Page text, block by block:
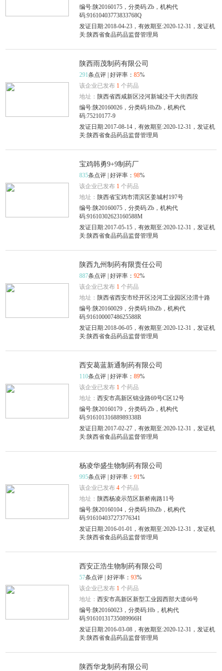
编号:陕20160175，分类码:Zb，机构代
码:91610403773833768Q
发证日期:2018-04-23，有效期至:2020-12-31，发证机
关:陕西省食品药品监督管理局
陕西雨茂制药有限公司
291条点评 | 好评率：85%
该企业已发布 1 个药品
地址： 陕西省西咸新区泾河新城泾干大街西段
编号:陕20160026，分类码:HbZb，机构代
码:75210177-9
发证日期:2017-08-14，有效期至:2020-12-31，发证机
关:陕西省食品药品监督管理局
宝鸡韩勇9+9制药厂
835条点评 | 好评率：98%
该企业已发布 1 个药品
地址： 陕西省宝鸡市渭滨区姜城村197号
编号:陕20160075，分类码:Zb，机构代
码:91610302623160588M
发证日期:2017-05-15，有效期至:2020-12-31，发证机
关:陕西省食品药品监督管理局
陕西九州制药有限责任公司
887条点评 | 好评率：92%
该企业已发布 1 个药品
地址： 陕西省西安市经开区泾河工业园区泾渭十路
编号:陕20160029，分类码:HbZb，机构代
码:91610000748625588R
发证日期:2018-06-05，有效期至:2020-12-31，发证机
关:陕西省食品药品监督管理局
西安葛蓝新通制药有限公司
110条点评 | 好评率：89%
该企业已发布 1 个药品
地址：西安市高新区锦业路69号C区12号
编号:陕20160179，分类码:Zb，机构代
码:91610131688989338B
发证日期:2017-02-27，有效期至:2020-12-31，发证机
关:陕西省食品药品监督管理局
杨凌华盛生物制药有限公司
995条点评 | 好评率：91%
该企业已发布4 个药品
地址： 陕西杨凌示范区新桥南路11号
编号:陕20160104，分类码:HbZb，机构代
码:916104037273776341
发证日期:2016-01-01，有效期至:2020-12-31，发证机
关:陕西省食品药品监督管理局
西安正浩生物制药有限公司
57条点评 | 好评率：93%
该企业已发布 1 个药品
地址：西安市高新区新型工业园西部大道66号
编号:陕20160023，分类码:Hb，机构代
码:91610131735089966H
发证日期:2016-03-08，有效期至:2020-12-31，发证机
关:陕西省食品药品监督管理局
陕西华龙制药有限公司